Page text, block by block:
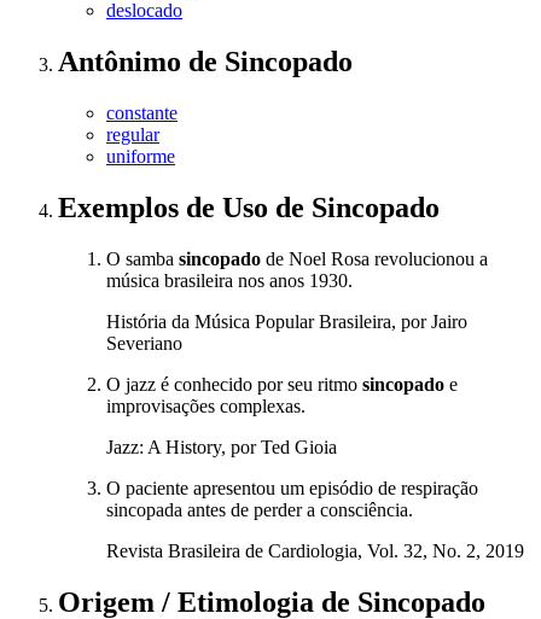
deslocado
Antônimo de Sincopado
constante
regular
uniforme
Exemplos de Uso de Sincopado
O samba sincopado de Noel Rosa revolucionou a
música brasileira nos anos 1930.
História da Música Popular Brasileira, por Jairo
Severiano
O jazz é conhecido por seu ritmo sincopado e
improvisações complexas.
Jazz: A History, por Ted Gioia
O paciente apresentou um episódio de respiração
sincopada antes de perder a consciência.
Revista Brasileira de Cardiologia, Vol. 32, No. 2, 2019
Origem / Etimologia de Sincopado